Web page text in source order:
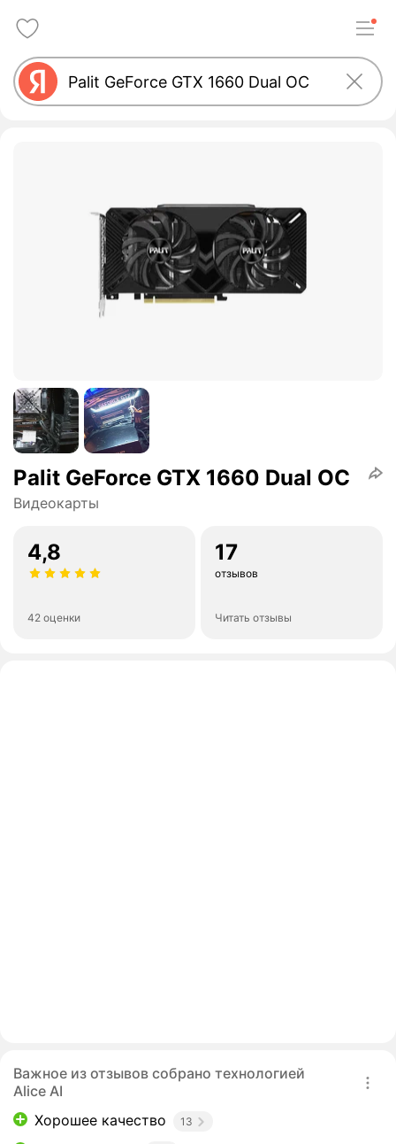
Palit GeForce GTX 1660 Dual OC
Видеокарты
4,8
42 оценки
17
отзывов
Читать отзывы
Важное из отзывов собрано технологией
Alice AI
Хорошее качество
13